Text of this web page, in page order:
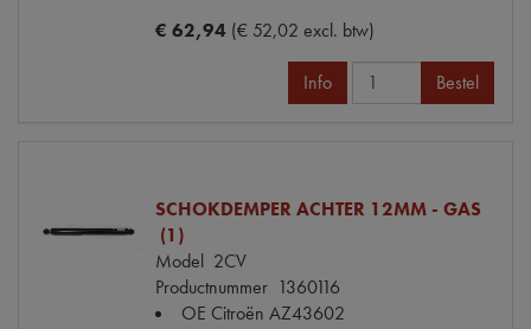
€ 62,94 (€ 52,02 excl. btw)
Info Bestel
SCHOKDEMPER ACHTER 12MM - GAS
(1)
Model 2CV
Productnummer 1360116
OE Citroën AZ43602